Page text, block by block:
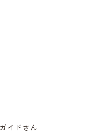
ガイドさん